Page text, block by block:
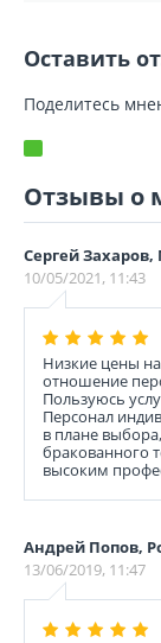
Оставить
Поделитесь
Отзывы о
Сергей Захаров,
10/05/2021, 11:43
Низкие цены
отношение
Пользуюсь
Персонал
в плане
бракованного
высоким
Андрей Попов,
13/06/2019, 11:47